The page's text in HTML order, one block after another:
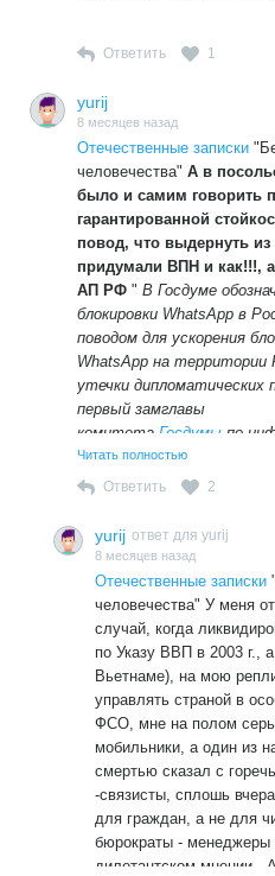
Ответить 1
yurij
8 месяцев назад
Отечественные записки
человечества" А в
было и самим говорить
гарантированной
повод, что выдернуть
придумали ВПН и как!!!,
АП РФ " В Госдуме
блокировки WhatsApp в
поводом для ускорения
WhatsApp на
утечки дипломатических
первый замглавы
комитета Госдумы по
информационным
в своем Telegram-канале.
использование в
в этом активно
«Был сделан вывод:
закрывают глаза на его
в противоправных
участвуют», — написал
президента России
что контакты РФ и США
по специальным,
и по обычным, например,
Он допустил, что утечка
со спецпосланником
произойти именно по
что разговоры по
может, видимо,
Читать полностью
Ответить 2
yurij ответ для yurij
8 месяцев назад
Отечественные записки
человечества" У меня
случай, когда
по Указу ВВП в 2003 г.,
Вьетнаме), на мою
управлять страной в
ФСО, мне на полом
мобильники, а один из
смертью сказал с
-связисты, сплошь
для граждан, а не для
бюрократы - менеджеры
дилетантском